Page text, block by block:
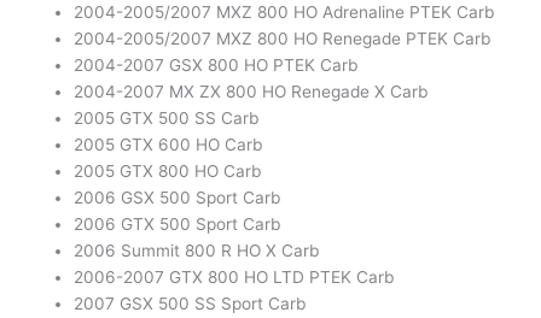
2004-2005/2007 MXZ 800 HO Adrenaline PTEK Carb
2004-2005/2007 MXZ 800 HO Renegade PTEK Carb
2004-2007 GSX 800 HO PTEK Carb
2004-2007 MX ZX 800 HO Renegade X Carb
2005 GTX 500 SS Carb
2005 GTX 600 HO Carb
2005 GTX 800 HO Carb
2006 GSX 500 Sport Carb
2006 GTX 500 Sport Carb
2006 Summit 800 R HO X Carb
2006-2007 GTX 800 HO LTD PTEK Carb
2007 GSX 500 SS Sport Carb